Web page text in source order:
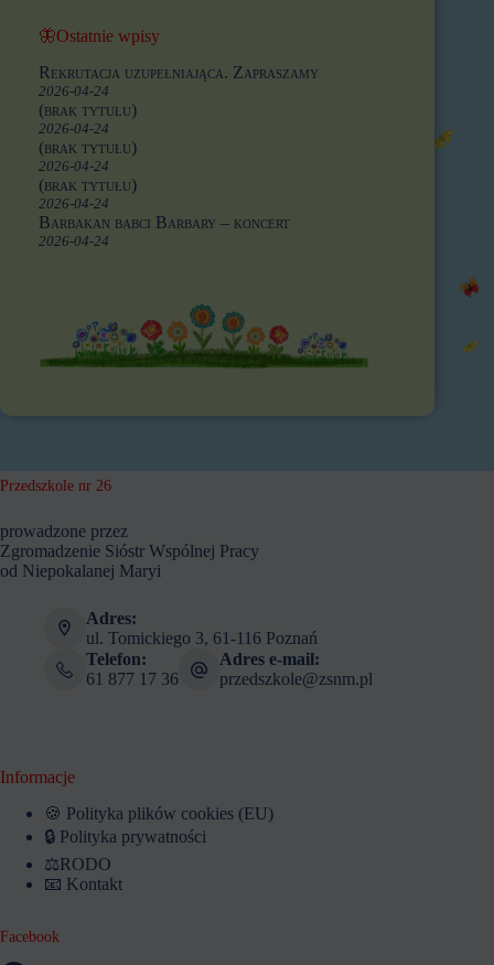
🦋Ostatnie wpisy
Rekrutacja uzupełniająca. Zapraszamy
2026-04-24
(brak tytułu)
2026-04-24
(brak tytułu)
2026-04-24
(brak tytułu)
2026-04-24
Barbakan babci Barbary – koncert
2026-04-24
Przedszkole nr 26
prowadzone przez
Zgromadzenie Sióstr Wspólnej Pracy
od Niepokalanej Maryi
Adres:
ul. Tomickiego 3, 61-116 Poznań
Telefon:
61 877 17 36
Adres e-mail:
przedszkole@zsnm.pl
Informacje
🍪 Polityka plików cookies (EU)
🔒 Polityka prywatności
⚖️RODO
📧 Kontakt
Facebook